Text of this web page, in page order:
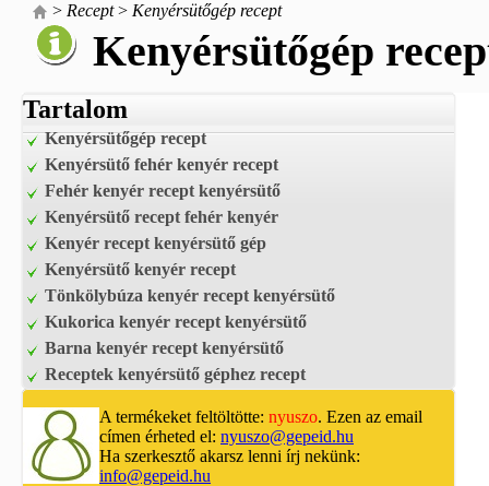
> Recept> Kenyérsütőgép recept
Kenyérsütőgép
Tartalom
Kenyérsütőgép recept
Kenyérsütő fehér kenyér recept
Fehér kenyér recept kenyérsütő
Kenyérsütő recept fehér kenyér
Kenyér recept kenyérsütő gép
Kenyérsütő kenyér recept
Tönkölybúza kenyér recept kenyérsütő
Kukorica kenyér recept kenyérsütő
Barna kenyér recept kenyérsütő
Receptek kenyérsütő géphez recept
A termékeket feltöltötte: nyuszo. Ezen az email
címen érheted el: nyuszo@gepeid.hu
Ha szerkesztő akarsz lenni írj nekünk:
info@gepeid.hu